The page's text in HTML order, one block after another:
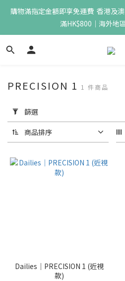
購物滿指定金額即享免運費  香港及
滿HK$800｜海外地
用
篩
選
(0/20)
價格
牌
PRECISION 1 1 件商品
篩選
商品排序
Dailies｜PRECISION 1 (近視
款)